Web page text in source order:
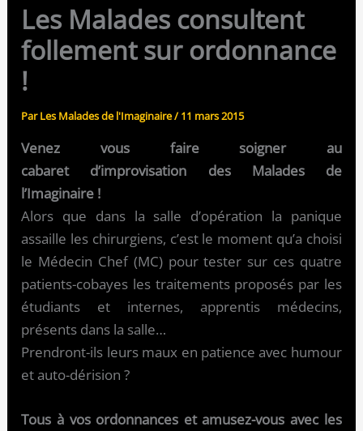
Les Malades consultent
follement sur ordonnance
!
ParLes Malades de l'Imaginaire/11 mars 2015
Venez vous faire soigner au
cabaret d’improvisation des Malades de
l’Imaginaire !
Alors que dans la salle d’opération la panique
assaille les chirurgiens, c’est le moment qu’a choisi
le Médecin Chef (MC) pour tester sur ces quatre
patients-cobayes les traitements proposés par les
étudiants et internes, apprentis médecins,
présents dans la salle…
Prendront-ils leurs maux en patience avec humour
et auto-dérision ?
Tous à vos ordonnances et amusez-vous avec les